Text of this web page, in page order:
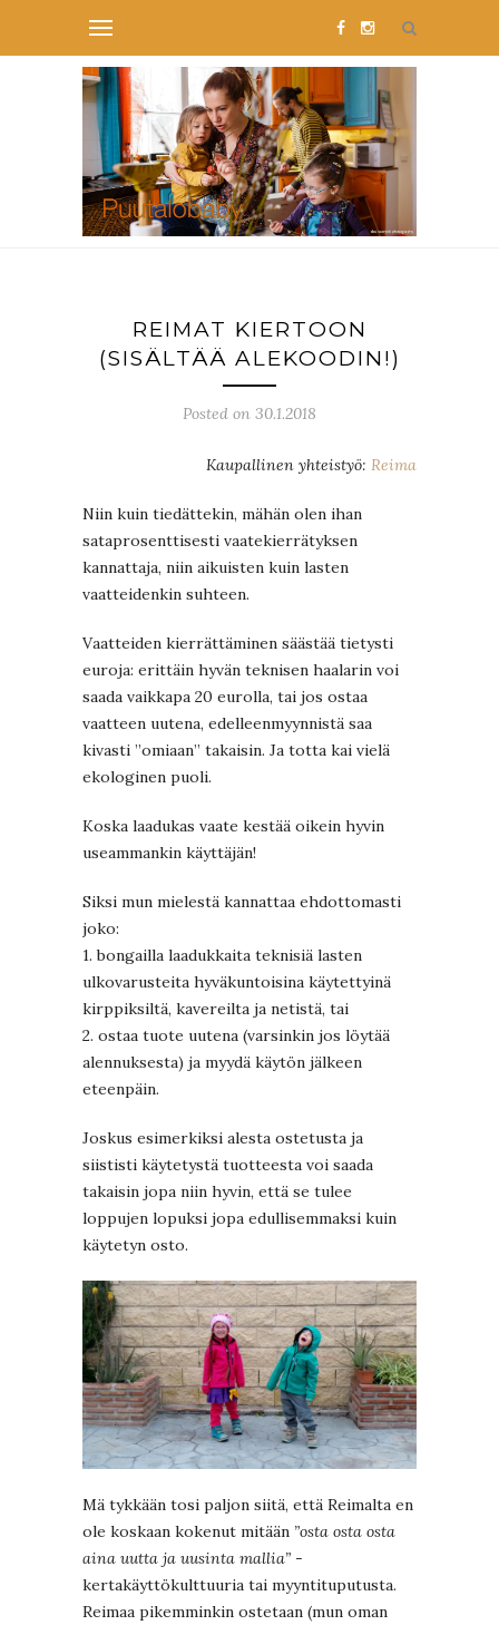
REIMAT KIERTOON
(SISÄLTÄÄ ALEKOODIN!)
Posted on 30.1.2018
Kaupallinen yhteistyö: Reima
Niin kuin tiedättekin, mähän olen ihan
sataprosenttisesti vaatekierrätyksen
kannattaja, niin aikuisten kuin lasten
vaatteidenkin suhteen.
Vaatteiden kierrättäminen säästää tietysti
euroja: erittäin hyvän teknisen haalarin voi
saada vaikkapa 20 eurolla, tai jos ostaa
vaatteen uutena, edelleenmyynnistä saa
kivasti ”omiaan” takaisin. Ja totta kai vielä
ekologinen puoli.
Koska laadukas vaate kestää oikein hyvin
useammankin käyttäjän!
Siksi mun mielestä kannattaa ehdottomasti
joko:
1. bongailla laadukkaita teknisiä lasten
ulkovarusteita hyväkuntoisina käytettyinä
kirppiksiltä, kavereilta ja netistä, tai
2. ostaa tuote uutena (varsinkin jos löytää
alennuksesta) ja myydä käytön jälkeen
eteenpäin.
Joskus esimerkiksi alesta ostetusta ja
siististi käytetystä tuotteesta voi saada
takaisin jopa niin hyvin, että se tulee
loppujen lopuksi jopa edullisemmaksi kuin
käytetyn osto.
Mä tykkään tosi paljon siitä, että Reimalta en
ole koskaan kokenut mitään ”osta osta osta
aina uutta ja uusinta mallia” -
kertakäyttökulttuuria tai myyntituputusta.
Reimaa pikemminkin ostetaan (mun oman